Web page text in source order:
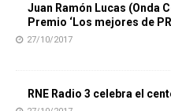
Juan Ramón Lucas (Onda
Premio ‘Los mejores de
27/10/2017
RNE Radio 3 celebra el